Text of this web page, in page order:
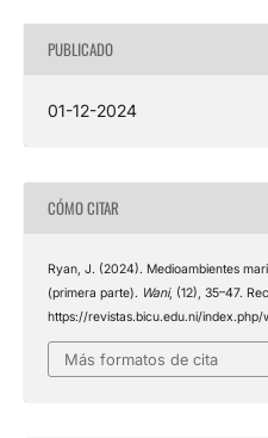
PUBLICADO
01-12-2024
CÓMO CITAR
Ryan, J. (2024). Medioambientes
(primera parte). Wani, (12), 35–47.
https://revistas.bicu.edu.ni/index.php/
Más formatos de cita